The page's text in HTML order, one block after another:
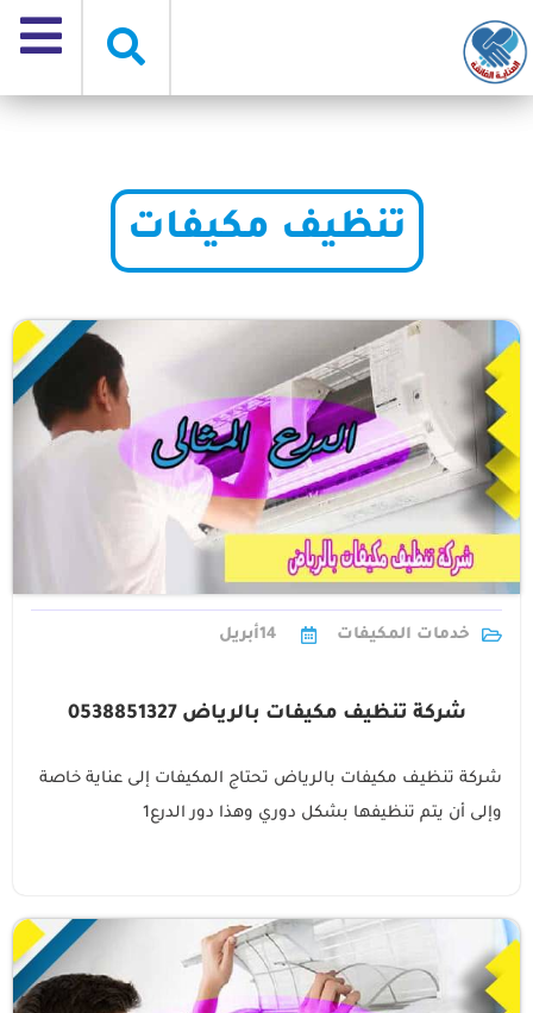
تنظيف مكيفات
خدمات المكيفات 14أبريل
شركة تنظيف مكيفات بالرياض 0538851327
شركة تنظيف مكيفات بالرياض تحتاج المكيفات إلى عناية خاصة
وإلى أن يتم تنظيفها بشكل دوري وهذا دور الدرع1